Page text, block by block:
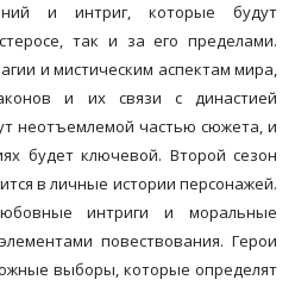
и интриг, которые будут
так и за его пределами.
и мистическим аспектам мира,
и их связи с династией
неотъемлемой частью сюжета, и
будет ключевой. Второй сезон
в личные истории персонажей.
интриги и моральные
повествования. Герои
выборы, которые определят